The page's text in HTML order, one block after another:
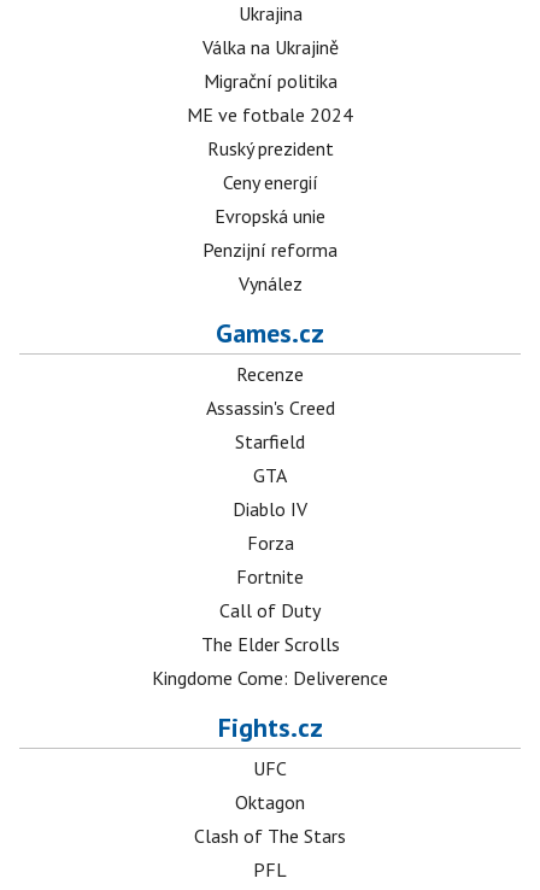
Ukrajina
Válka na Ukrajině
Migrační politika
ME ve fotbale 2024
Ruský prezident
Ceny energií
Evropská unie
Penzijní reforma
Vynález
Games.cz
Recenze
Assassin's Creed
Starfield
GTA
Diablo IV
Forza
Fortnite
Call of Duty
The Elder Scrolls
Kingdome Come: Deliverence
Fights.cz
UFC
Oktagon
Clash of The Stars
PFL